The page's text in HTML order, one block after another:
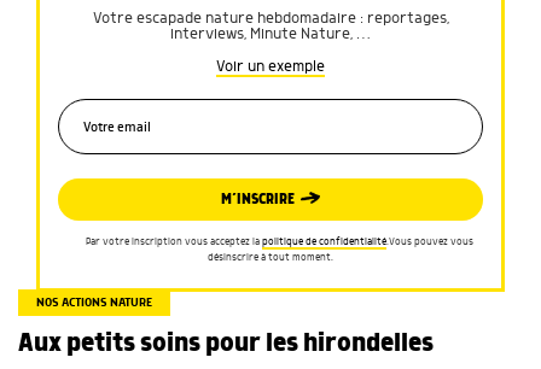
Votre escapade nature hebdomadaire : reportages,
interviews, Minute Nature, …
Voir un exemple
M’INSCRIRE
Par votre inscription vous acceptez la politique de confidentialité.Vous pouvez vous
désinscrire à tout moment.
NOS ACTIONS NATURE
Aux petits soins pour les hirondelles